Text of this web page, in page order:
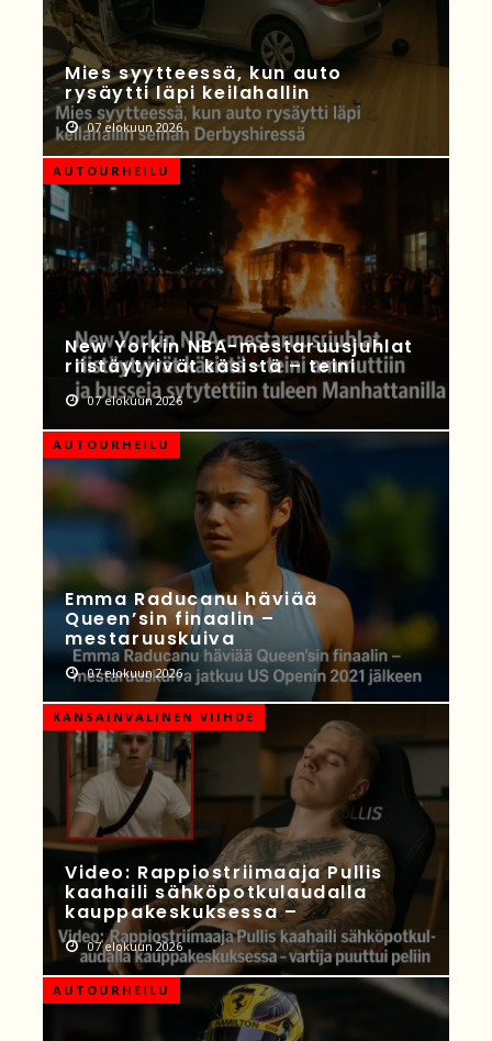
Mies syytteessä, kun auto
rysäytti läpi keilahallin
07 elokuun 2026
AUTOURHEILU
New Yorkin NBA-mestaruusjuhlat
riistäytyivät käsistä – teini
07 elokuun 2026
AUTOURHEILU
Emma Raducanu häviää
Queen’sin finaalin –
mestaruuskuiva
07 elokuun 2026
KANSAINVÄLINEN VIIHDE
Video: Rappiostriimaaja Pullis
kaahaili sähköpotkulaudalla
kauppakeskuksessa –
07 elokuun 2026
AUTOURHEILU